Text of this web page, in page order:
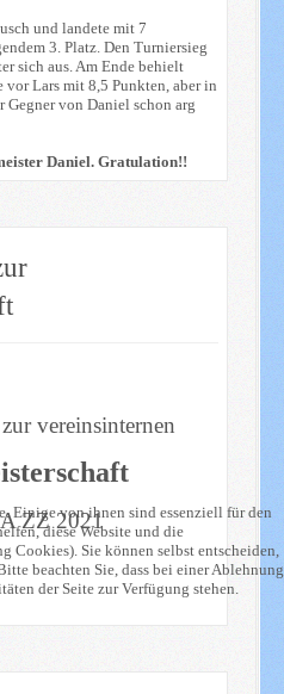
und landete mit 7
3. Platz. Den Turniersieg
sich aus. Am Ende behielt
Lars mit 8,5 Punkten, aber in
von Daniel schon arg
Daniel. Gratulation!!
vereinsinternen
ZZ 2021
Einige von ihnen sind essenziell für den
diese Website und die
Cookies). Sie können selbst entscheiden,
beachten Sie, dass bei einer Ablehnung
der Seite zur Verfügung stehen.